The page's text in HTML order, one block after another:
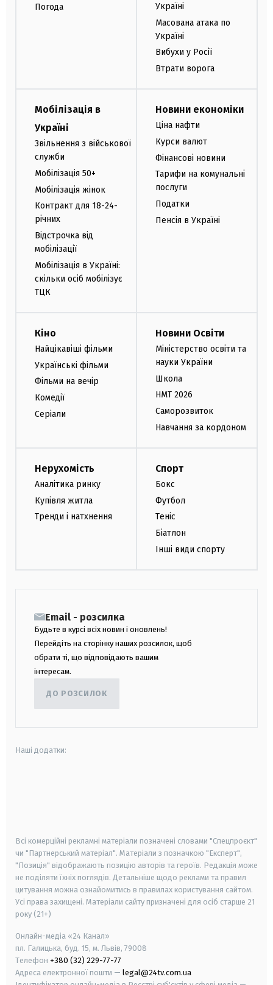
Погода
Україні
Масована атака по
Україні
Вибухи у Росії
Втрати ворога
Мобілізація в
Україні
Звільнення з військової
служби
Мобілізація 50+
Мобілізація жінок
Контракт для 18-24-
річних
Відстрочка від
мобілізації
Мобілізація в Україні:
скільки осіб мобілізує
ТЦК
Новини економіки
Ціна нафти
Курси валют
Фінансові новини
Тарифи на комунальні
послуги
Податки
Пенсія в Україні
Кіно
Найцікавіші фільми
Українські фільми
Фільми на вечір
Комедії
Серіали
Новини Освіти
Міністерство освіти та
науки України
Школа
НМТ 2026
Саморозвиток
Навчання за кордоном
Нерухомість
Аналітика ринку
Купівля житла
Тренди і натхнення
Спорт
Бокс
Футбол
Теніс
Біатлон
Інші види спорту
Email - розсилка
Будьте в курсі всіх новин і оновлень!
Перейдіть на сторінку наших розсилок, щоб
обрати ті, що відповідають вашим
інтересам.
ДО РОЗСИЛОК
Наші додатки:
Всі комерційні рекламні матеріали позначені словами "Спецпроєкт"
чи "Партнерський матеріал". Матеріали з позначкою "Експерт",
"Позиція" відображають позицію авторів та героїв. Редакція може
не поділяти їхніх поглядів. Детальніше щодо реклами та правил
цитування можна ознайомитись в правилах користування сайтом.
Усі права захищені. Матеріали сайту призначені для осіб старше 21
року (21+)
Онлайн-медіа «24 Канал»
пл. Галицька, буд. 15, м. Львів, 79008
Телефон +380 (32) 229-77-77
Адреса електронної пошти — legal@24tv.com.ua